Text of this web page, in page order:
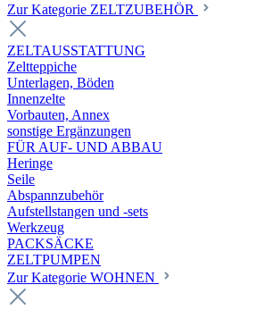
Zur Kategorie ZELTZUBEHÖR
ZELTAUSSTATTUNG
Zeltteppiche
Unterlagen, Böden
Innenzelte
Vorbauten, Annex
sonstige Ergänzungen
FÜR AUF- UND ABBAU
Heringe
Seile
Abspannzubehör
Aufstellstangen und -sets
Werkzeug
PACKSÄCKE
ZELTPUMPEN
Zur Kategorie WOHNEN